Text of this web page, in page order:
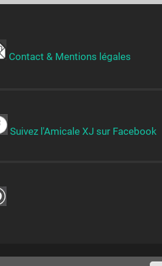
Contact & Mentions légales
Suivez l'Amicale XJ sur Facebook